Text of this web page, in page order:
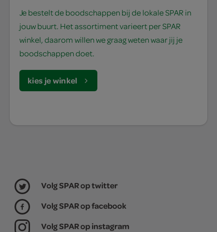
Je bestelt de boodschappen bij de lokale SPAR in
jouw buurt. Het assortiment varieert per SPAR
winkel, daarom willen we graag weten waar jij je
boodschappen doet.
kies je winkel
Volg SPAR op twitter
Volg SPAR op facebook
Volg SPAR op instagram